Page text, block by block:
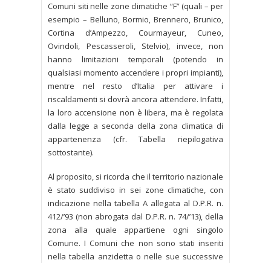
Comuni siti nelle zone climatiche “F” (quali – per
esempio – Belluno, Bormio, Brennero, Brunico,
Cortina d’Ampezzo, Courmayeur, Cuneo,
Ovindoli, Pescasseroli, Stelvio), invece, non
hanno limitazioni temporali (potendo in
qualsiasi momento accendere i propri impianti),
mentre nel resto d’Italia per attivare i
riscaldamenti si dovrà ancora attendere. Infatti,
la loro accensione non è libera, ma è regolata
dalla legge a seconda della zona climatica di
appartenenza (cfr. Tabella riepilogativa
sottostante).
Al proposito, si ricorda che il territorio nazionale
è stato suddiviso in sei zone climatiche, con
indicazione nella tabella A allegata al D.P.R. n.
412/’93 (non abrogata dal D.P.R. n. 74/’13), della
zona alla quale appartiene ogni singolo
Comune. I Comuni che non sono stati inseriti
nella tabella anzidetta o nelle sue successive